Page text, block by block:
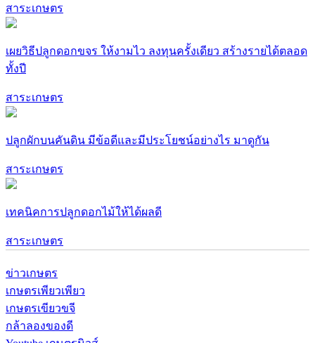
สาระเกษตร
เผยวิธีปลูกดอกขจร ให้งามไว ลงทุนครั้งเดียว สร้างรายได้ตลอด
ทั้งปี
สาระเกษตร
ปลูกผักบนคันดิน มีข้อดีและมีประโยชน์อย่างไร มาดูกัน
สาระเกษตร
เทคนิคการปลูกดอกไม้ให้ได้ผลดี
สาระเกษตร
ข่าวเกษตร
เกษตรเพียวเพียว
เกษตรเขียวขจี
กล้าลองของดี